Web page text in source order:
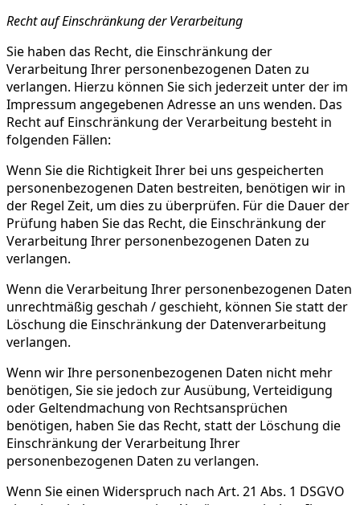
Recht auf Einschränkung der Verarbeitung
Sie haben das Recht, die Einschränkung der
Verarbeitung Ihrer personenbezogenen Daten zu
verlangen. Hierzu können Sie sich jederzeit unter der im
Impressum angegebenen Adresse an uns wenden. Das
Recht auf Einschränkung der Verarbeitung besteht in
folgenden Fällen:
Wenn Sie die Richtigkeit Ihrer bei uns gespeicherten
personenbezogenen Daten bestreiten, benötigen wir in
der Regel Zeit, um dies zu überprüfen. Für die Dauer der
Prüfung haben Sie das Recht, die Einschränkung der
Verarbeitung Ihrer personenbezogenen Daten zu
verlangen.
Wenn die Verarbeitung Ihrer personenbezogenen Daten
unrechtmäßig geschah / geschieht, können Sie statt der
Löschung die Einschränkung der Datenverarbeitung
verlangen.
Wenn wir Ihre personenbezogenen Daten nicht mehr
benötigen, Sie sie jedoch zur Ausübung, Verteidigung
oder Geltendmachung von Rechtsansprüchen
benötigen, haben Sie das Recht, statt der Löschung die
Einschränkung der Verarbeitung Ihrer
personenbezogenen Daten zu verlangen.
Wenn Sie einen Widerspruch nach Art. 21 Abs. 1 DSGVO